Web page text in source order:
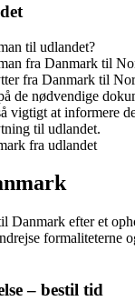
til udlandet?
fra Danmark til
fra Danmark til
de nødvendige
vigtigt at informere
til udlandet.
fra udlandet
Danmark efter et
formaliteterne
– bestil tid